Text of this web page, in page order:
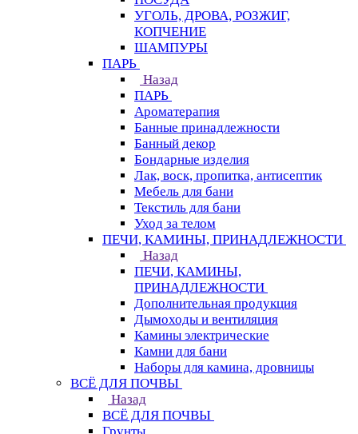
УГОЛЬ, ДРОВА, РОЗЖИГ,
КОПЧЕНИЕ
ШАМПУРЫ
ПАРЬ
Назад
ПАРЬ
Ароматерапия
Банные принадлежности
Банный декор
Бондарные изделия
Лак, воск, пропитка, антисептик
Мебель для бани
Текстиль для бани
Уход за телом
ПЕЧИ, КАМИНЫ, ПРИНАДЛЕЖНОСТИ
Назад
ПЕЧИ, КАМИНЫ,
ПРИНАДЛЕЖНОСТИ
Дополнительная продукция
Дымоходы и вентиляция
Камины электрические
Камни для бани
Наборы для камина, дровницы
ВСЁ ДЛЯ ПОЧВЫ
Назад
ВСЁ ДЛЯ ПОЧВЫ